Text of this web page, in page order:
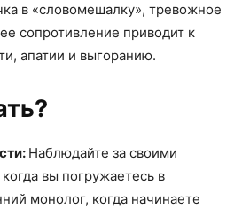
в «словомешалку», тревожное
сопротивление приводит к
апатии и выгоранию.
Наблюдайте за своими
вы погружаетесь в
монолог, когда начинаете